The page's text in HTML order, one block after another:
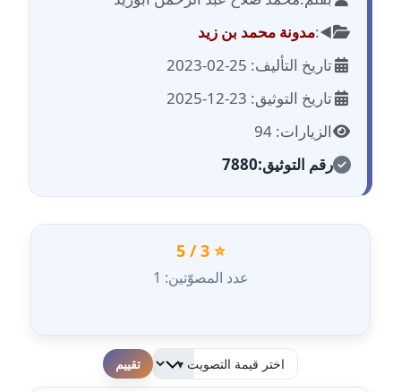
مدونة احمد زكريا
مدونة أحمد زيدان
مدونة أحمد سيد
عاملة
مدونة احمد شقليط
عاملة
◀️:مدونة محمد بن زيد
تاريخ التأليف: 25-02-2023
تاريخ التوثيق: 23-12-2025
الزيارات: 94
رقم التوثيق:7880
⭐ 3 / 5
عدد المصوّتين: 1
لطفا قم بالتقييم